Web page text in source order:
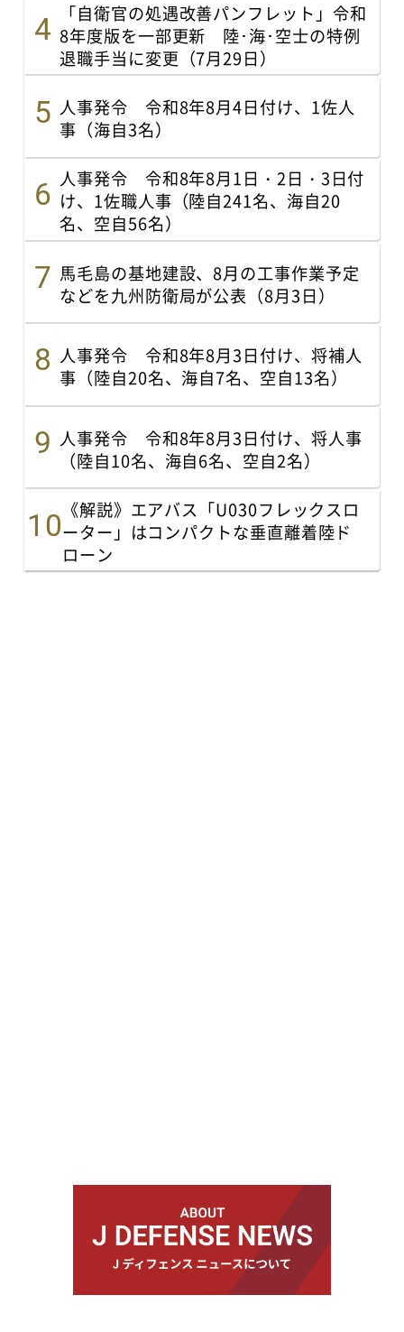
「自衛官の処遇改善パンフレット」令和
8年度版を一部更新 陸･海･空士の特例
退職手当に変更（7月29日）
人事発令 令和8年8月4日付け、1佐人
事（海自3名）
人事発令 令和8年8月1日・2日・3日付
け、1佐職人事（陸自241名、海自20
名、空自56名）
馬毛島の基地建設、8月の工事作業予定
などを九州防衛局が公表（8月3日）
人事発令 令和8年8月3日付け、将補人
事（陸自20名、海自7名、空自13名）
人事発令 令和8年8月3日付け、将人事
（陸自10名、海自6名、空自2名）
《解説》エアバス「U030フレックスロ
ーター」はコンパクトな垂直離着陸ド
ローン